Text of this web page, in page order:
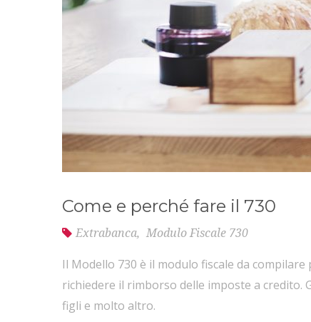
Come e perché fare il 730
Extrabanca, Modulo Fiscale 730
Il Modello 730 è il modulo fiscale da
richiedere il rimborso delle imposte a credito.
figli e molto altro.